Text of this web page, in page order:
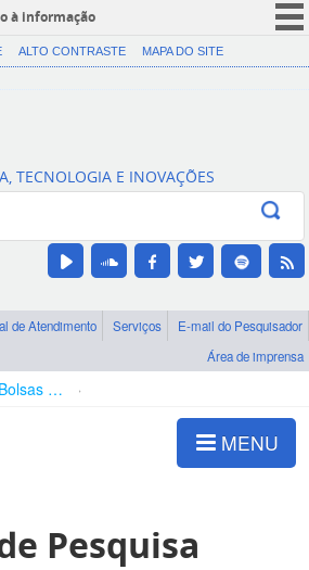
à informação
CORONAVÍRUS (COVID-19)
Canais
ALTO CONTRASTE MAPA DO SITE
TECNOLOGIA E INOVAÇÕES
de Atendimento Serviços
E-mail do Pesquisador
Área de imprensa
Bolsas e Auxílios Vigentes
MENU
Pesquisa